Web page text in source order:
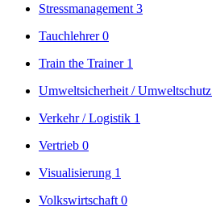
Stressmanagement 3
Tauchlehrer0
Train the Trainer 1
Umweltsicherheit / Umweltschutz
Verkehr / Logistik 1
Vertrieb 0
Visualisierung 1
Volkswirtschaft 0